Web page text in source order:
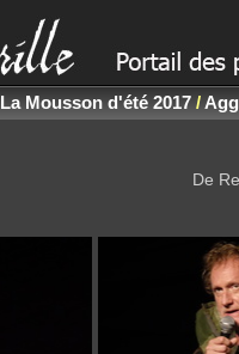
La Mousson d'été 2017/
De